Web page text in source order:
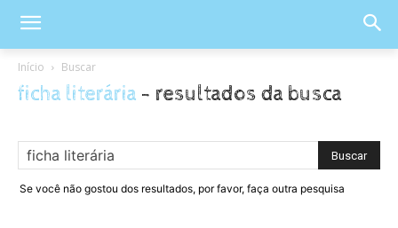
Início Buscar
ficha literária - resultados da busca
Se você não gostou dos resultados, por favor, faça outra pesquisa